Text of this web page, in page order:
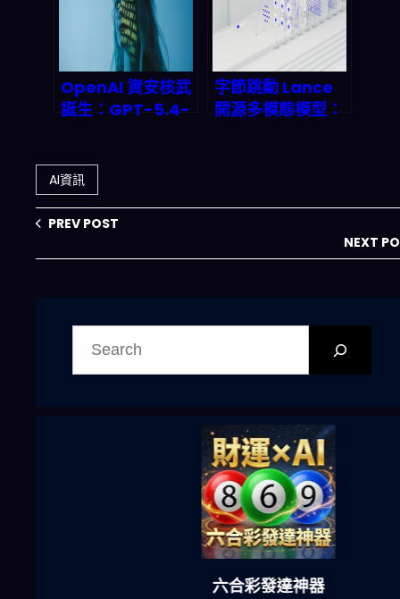
OpenAI 資安核武
誕生：GPT-5.4-
禦格局？
字節跳動 Lance
開源多模態模型：
AI資訊
PREV POST
NEXT
六合彩發達神器